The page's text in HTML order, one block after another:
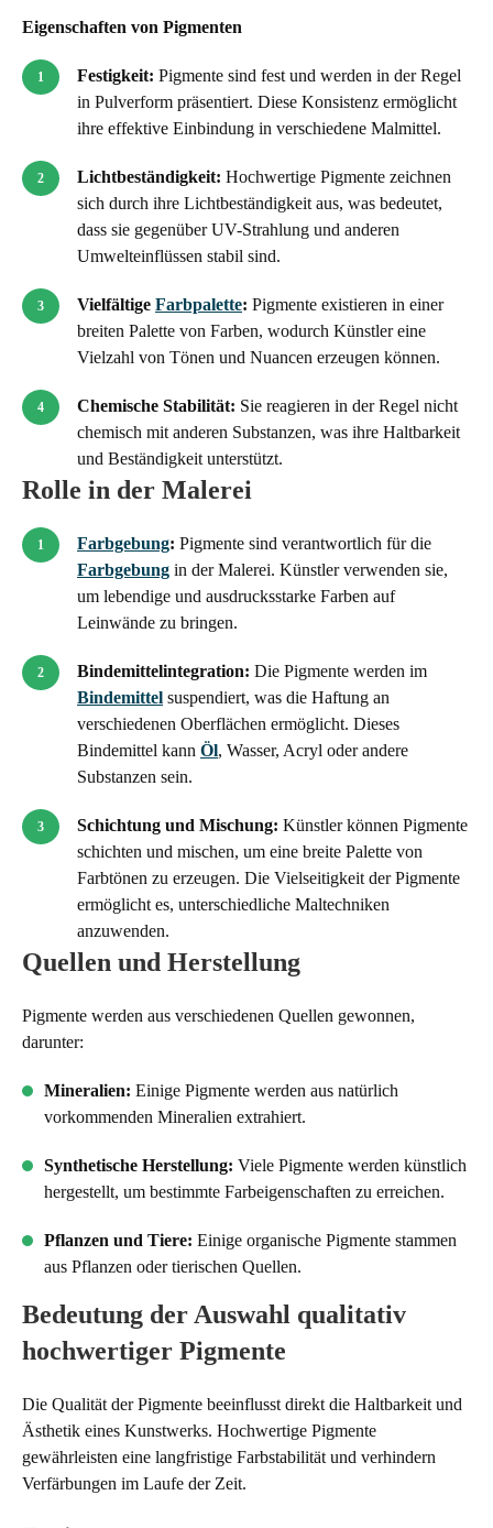
Eigenschaften von Pigmenten
Festigkeit: Pigmente sind fest und werden in der Regel
in Pulverform präsentiert. Diese Konsistenz ermöglicht
ihre effektive Einbindung in verschiedene Malmittel.
Lichtbeständigkeit: Hochwertige Pigmente zeichnen
sich durch ihre Lichtbeständigkeit aus, was bedeutet,
dass sie gegenüber UV-Strahlung und anderen
Umwelteinflüssen stabil sind.
Vielfältige Farbpalette: Pigmente existieren in einer
breiten Palette von Farben, wodurch Künstler eine
Vielzahl von Tönen und Nuancen erzeugen können.
Chemische Stabilität: Sie reagieren in der Regel nicht
chemisch mit anderen Substanzen, was ihre Haltbarkeit
und Beständigkeit unterstützt.
Rolle in der Malerei
Farbgebung: Pigmente sind verantwortlich für die
Farbgebung in der Malerei. Künstler verwenden sie,
um lebendige und ausdrucksstarke Farben auf
Leinwände zu bringen.
Bindemittelintegration: Die Pigmente werden im
Bindemittel suspendiert, was die Haftung an
verschiedenen Oberflächen ermöglicht. Dieses
Bindemittel kann Öl, Wasser, Acryl oder andere
Substanzen sein.
Schichtung und Mischung: Künstler können Pigmente
schichten und mischen, um eine breite Palette von
Farbtönen zu erzeugen. Die Vielseitigkeit der Pigmente
ermöglicht es, unterschiedliche Maltechniken
anzuwenden.
Quellen und Herstellung
Pigmente werden aus verschiedenen Quellen gewonnen,
darunter:
Mineralien: Einige Pigmente werden aus natürlich
vorkommenden Mineralien extrahiert.
Synthetische Herstellung: Viele Pigmente werden künstlich
hergestellt, um bestimmte Farbeigenschaften zu erreichen.
Pflanzen und Tiere: Einige organische Pigmente stammen
aus Pflanzen oder tierischen Quellen.
Bedeutung der Auswahl qualitativ
hochwertiger Pigmente
Die Qualität der Pigmente beeinflusst direkt die Haltbarkeit und
Ästhetik eines Kunstwerks. Hochwertige Pigmente
gewährleisten eine langfristige Farbstabilität und verhindern
Verfärbungen im Laufe der Zeit.